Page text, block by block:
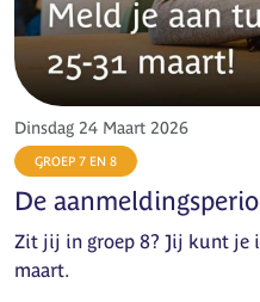
Dinsdag 24 Maart 2026
GROEP 7 EN 8
De
Zit jij in groep 8? Jij kunt je
maart.